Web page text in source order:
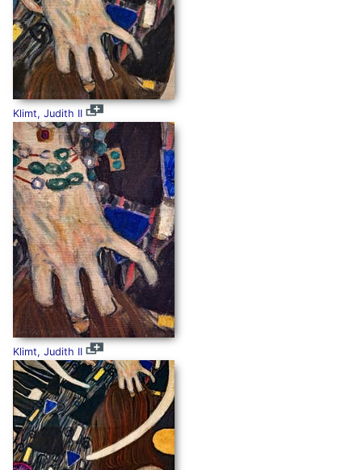
Klimt, Judith II
Klimt, Judith II